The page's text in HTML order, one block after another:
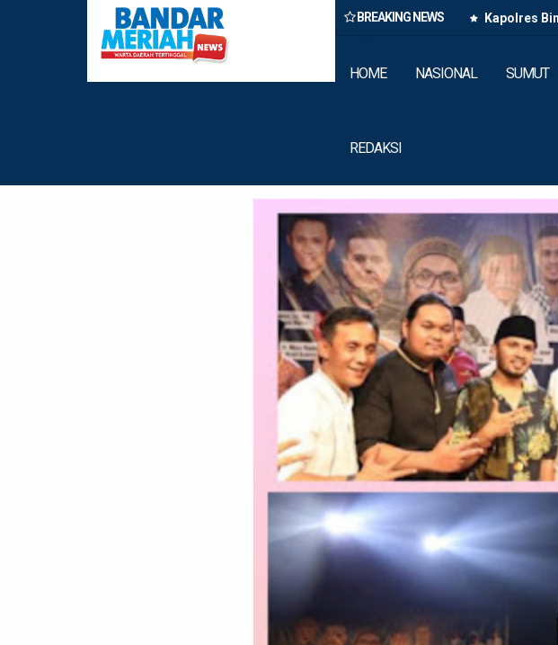
BREAKING NEWS
Amankan Dua Pengedar Narkoba Saat Patroli Malam Kapolres
HOME NASIONAL SUMUT
REDAKSI